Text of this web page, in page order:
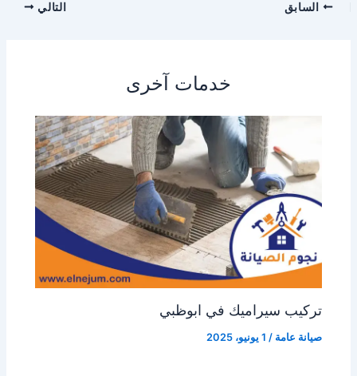
السابق التالي
خدمات آخرى
تركيب سيراميك في ابوظبي
صيانة عامة / 1 يونيو، 2025